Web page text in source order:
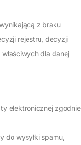
z braku
rejestru, decyzji
dla danej
elektronicznej zgodnie
do wysyłki spamu,